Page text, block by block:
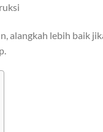
alangkah lebih baik